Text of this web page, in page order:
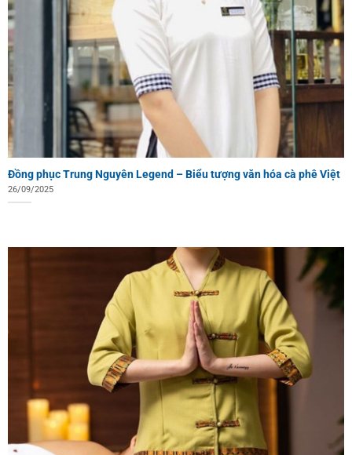
Đồng phục Trung Nguyên Legend – Biểu tượng văn hóa cà phê Việt
26/09/2025